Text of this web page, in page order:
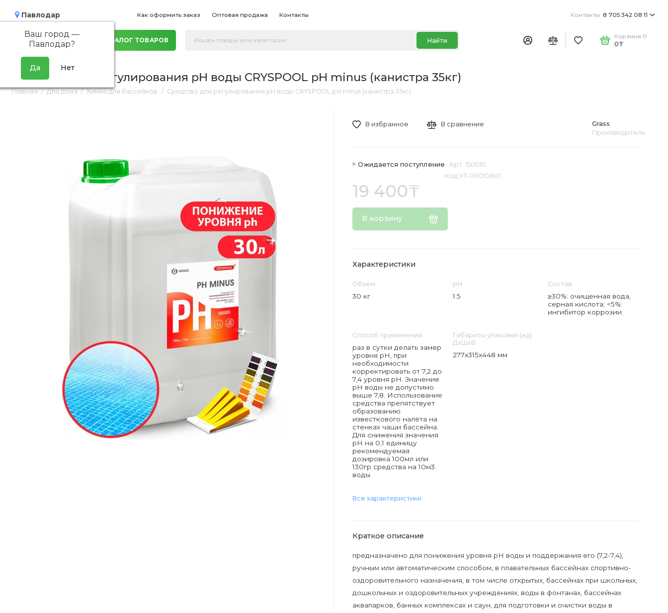
Павлодар
Ваш город —
Павлодар?
Как оформить заказ Оптовая продажа Контакты Контакты 8 705 342 08 11
КАТАЛОГ ТОВАРОВ Найти
Корзина 0
0₸
Средство для регулирования pH воды CRYSPOOL pH minus (канистра 35кг)
Главная Для дома Химия для бассейнов Средство для регулирования pH воды CRYSPOOL pH minus (канистра 35кг)
Ожидается поступление
Арт. 150010
Код УТ-00010801
Grass
Производитель
19 400₸
В корзину
В избранное В сравнение
Характеристики
Объем
30 кг
рН
1.5
Состав
≥30%: очищенная вода,
серная кислота; <5%:
ингибитор коррозии.
Способ применения
раз в сутки делать замер
уровня pH, при
необходимости
корректировать от 7,2 до
7,4 уровня pH. Значение
pH воды не допустимо
выше 7,8. Использование
средства препятствует
образованию
известкового налёта на
стенках чаши бассейна.
Для снижения значения
рН на 0,1 единицу
рекомендуемая
дозировка 100мл или
130гр средства на 10м3
воды.
Габариты упаковки (ед)
ДхШхВ
277x315x448 мм
Все характеристики
Краткое описание
предназначено для понижения уровня pH воды и поддержания его (7,2-7,4),
ручным или автоматическим способом, в плавательных бассейнах спортивно-
оздоровительного назначения, в том числе открытых, бассейнах при школьных,
дошкольных и оздоровительных учреждениях, воды в фонтанах, бассейнах
аквапарков, банных комплексах и саун, для подготовки и очистки воды в